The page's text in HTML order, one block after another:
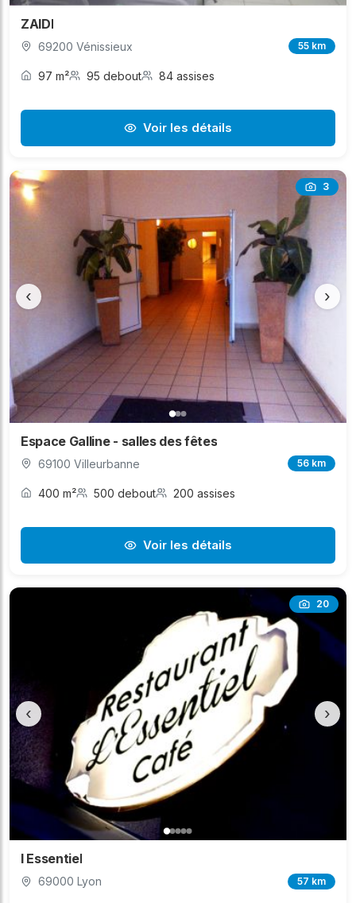
ZAIDI
69200 Vénissieux 55 km
97 m² 95 debout 84 assises
Voir les détails
3
‹ ›
Espace Galline - salles des fêtes
69100 Villeurbanne 56 km
400 m² 500 debout 200 assises
Voir les détails
20
‹ ›
l Essentiel
69000 Lyon 57 km